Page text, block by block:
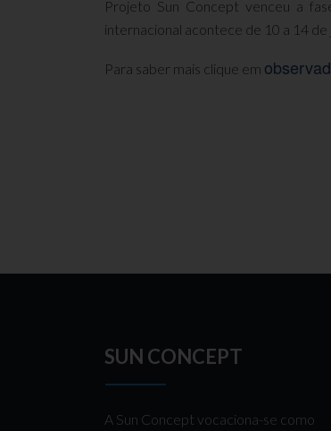
Projeto Sun Concept venceu a
internacional acontece de 10 a 14
Para saber mais clique em
SUN CONCEPT
A Sun Concept vocaciona-se como